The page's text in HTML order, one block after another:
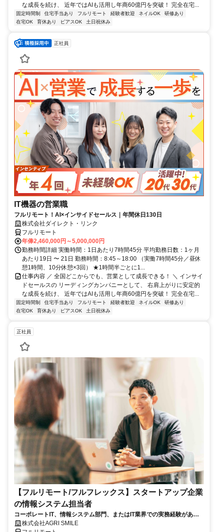
な成長を続け、 近年ではAIも活用し年商60億円を突破！ 完全在宅...
固定時間制 住宅手当あり フルリモート 経験者歓迎 ネイルOK
研修あり
在宅OK
育休あり ピアスOK 土日祝休み
正社員
IT機器の営業職
フルリモート！AI×インサイドセールス｜年間休日130日
株式会社ダイレクト・リンク
フルリモート
年俸2,460,000円～5,000,000円
勤務時間詳細 実働時間：1日あたり7時間45分 平均勤務日数：1ヶ月
あたり19日 〜 21日 勤務時間：8:45～18:00 （実働7時間45分／昼休
憩1時間、10分休憩×3回） ★1時間半ごとに1...
仕事内容 ／ 全国どこからでも、営業として成長できる！ ＼ インサイ
ドセールスの リーディングカンパニーとして、 右肩上がりに安定的
な成長を続け、 近年ではAIも活用し年商60億円を突破！ 完全在宅...
固定時間制 住宅手当あり フルリモート 経験者歓迎 ネイルOK
研修あり
在宅OK
育休あり ピアスOK 土日祝休み
正社員
【フルリモート/フルフレックス】スタートアップ企業
の情報システム担当者
コーポレートIT、情報システム部門、またはIT業界での実務経験がある
方、大歓迎！
株式会社AGRI SMILE